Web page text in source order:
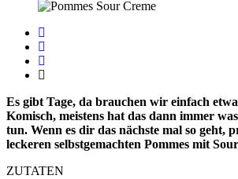
Es gibt Tage, da brauchen wir einfach
Komisch, meistens hat das dann immer
tun. Wenn es dir das nächste mal so geht,
leckeren selbstgemachten Pommes mit
ZUTATEN